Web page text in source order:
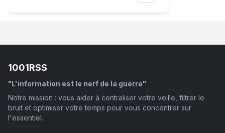
1001RSS
"L'information est le nerf de la guerre"
Notre mission : vous aider à centraliser votre veille, filtrer le
bruit et optimiser votre temps pour vous concentrer sur
l'essentiel.